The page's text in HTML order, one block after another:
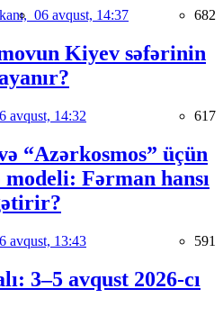
06 avqust, 14:37 682
Kiyev səfərinin
avqust, 14:32 617
“Azərkosmos” üçün
Fərman hansı
avqust, 13:43 591
3–5 avqust 2026-cı